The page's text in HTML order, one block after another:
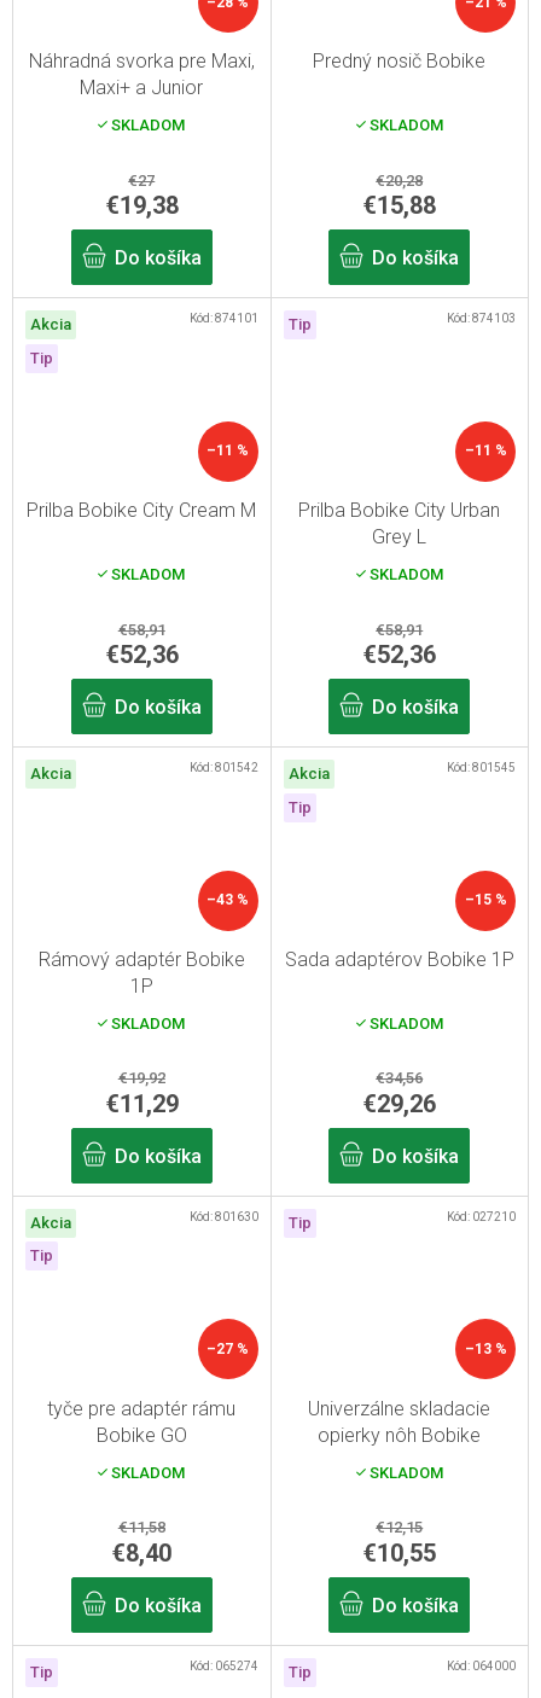
Náhradná svorka pre Maxi,
Maxi+ a Junior
SKLADOM
€27
€19,38
Do košíka
Predný nosič Bobike
SKLADOM
€20,28
€15,88
Do košíka
Akcia
Tip
–11 %
Prilba Bobike City Cream M
SKLADOM
€58,91
€52,36
Do košíka
Kód:874101 Tip
–11 %
Prilba Bobike City Urban
Grey L
SKLADOM
€58,91
€52,36
Do košíka
Kód:874103
Akcia
–43 %
Rámový adaptér Bobike
1P
SKLADOM
€19,92
€11,29
Do košíka
Kód:801542
Akcia
Tip
–15 %
Sada adaptérov Bobike 1P
SKLADOM
€34,56
€29,26
Do košíka
Kód:801545
Akcia
Tip
–27 %
tyče pre adaptér rámu
Bobike GO
SKLADOM
€11,58
€8,40
Do košíka
Kód:801630 Tip
–13 %
Univerzálne skladacie
opierky nôh Bobike
SKLADOM
€12,15
€10,55
Do košíka
Kód: 027210
Tip Kód: 065274 Tip Kód: 064000